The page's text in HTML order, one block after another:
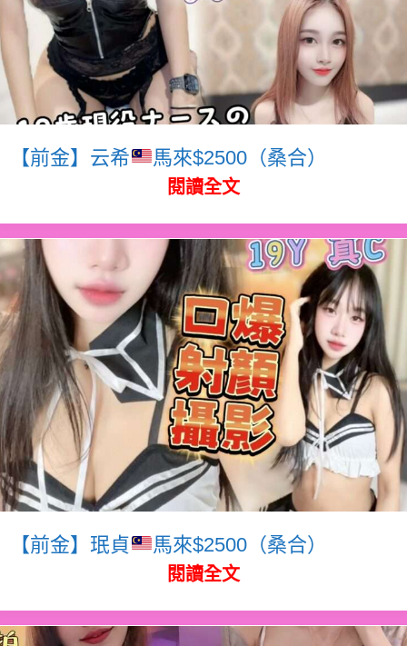
【前金】云希 馬來$2500（桑合）
閱讀全文
【前金】珉貞 馬來$2500（桑合）
閱讀全文